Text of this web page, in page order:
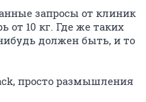
запросы от клиник
от 10 кг. Где же таких
должен быть, и то
просто размышления